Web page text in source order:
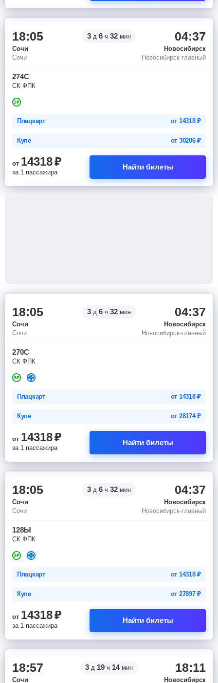
18:05 3 д 6 ч 32 мин 04:37
Сочи
Новосибирск
Сочи
Новосибирск-главный
274С
СК ФПК
Плацкарт от 14318₽
Купе от 30206₽
от 14318₽
за 1 пассажира
Найти билеты
18:05 3 д 6 ч 32 мин 04:37
Сочи
Новосибирск
Сочи
Новосибирск-главный
270С
СК ФПК
Плацкарт от 14318₽
Купе от 28174₽
от 14318₽
за 1 пассажира
Найти билеты
18:05 3 д 6 ч 32 мин 04:37
Сочи
Новосибирск
Сочи
Новосибирск-главный
128Ы
СК ФПК
Плацкарт от 14318₽
Купе от 27897₽
от 14318₽
за 1 пассажира
Найти билеты
18:57 3 д 19 ч 14мин 18:11
Сочи Новосибирск